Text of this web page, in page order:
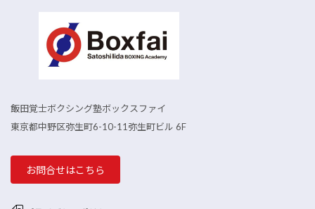
飯田覚士ボクシング塾ボックスファイ
東京都中野区弥生町6-10-11弥生町ビル 6F
お問合せはこちら